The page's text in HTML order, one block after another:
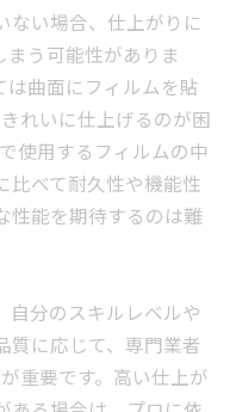
ない場合、仕上がりに
う可能性がありま
は曲面にフィルムを貼
れいに仕上げるのが困
使用するフィルムの中
比べて耐久性や機能性
性能を期待するのは難
自分のスキルレベルや
質に応じて、専門業者
重要です。高い仕上が